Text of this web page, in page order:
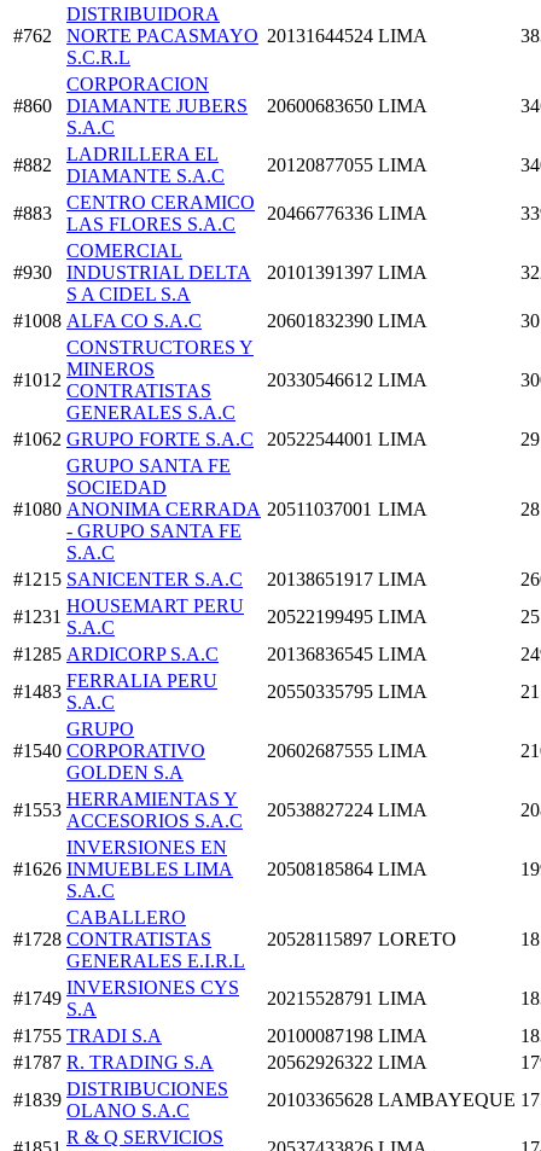
#762
DISTRIBUIDORA
NORTE PACASMAYO
S.C.R.L
20131644524 LIMA
#860
CORPORACION
DIAMANTE JUBERS
S.A.C
20600683650 LIMA
#882
LADRILLERA EL
DIAMANTE S.A.C
20120877055 LIMA
#883
CENTRO CERAMICO
LAS FLORES S.A.C
20466776336 LIMA
#930
COMERCIAL
INDUSTRIAL DELTA
S A CIDEL S.A
20101391397 LIMA
#1008 ALFA CO S.A.C 20601832390 LIMA
#1012
CONSTRUCTORES Y
MINEROS
CONTRATISTAS
GENERALES S.A.C
20330546612 LIMA
#1062 GRUPO FORTE S.A.C 20522544001 LIMA
#1080
GRUPO SANTA FE
SOCIEDAD
ANONIMA CERRADA
- GRUPO SANTA FE
S.A.C
20511037001 LIMA
#1215 SANICENTER S.A.C 20138651917 LIMA
#1231
HOUSEMART PERU
S.A.C
20522199495 LIMA
#1285 ARDICORP S.A.C 20136836545 LIMA
#1483
FERRALIA PERU
S.A.C
20550335795 LIMA
#1540
GRUPO
CORPORATIVO
GOLDEN S.A
20602687555 LIMA
#1553
HERRAMIENTAS Y
ACCESORIOS S.A.C
20538827224 LIMA
#1626
INVERSIONES EN
INMUEBLES LIMA
S.A.C
20508185864 LIMA
#1728
CABALLERO
CONTRATISTAS
GENERALES E.I.R.L
20528115897 LORETO
#1749
INVERSIONES CYS
S.A
20215528791 LIMA
#1755 TRADI S.A 20100087198 LIMA
#1787 R. TRADING S.A 20562926322 LIMA
#1839
DISTRIBUCIONES
OLANO S.A.C
20103365628 LAMBAYEQUE
R & Q SERVICIOS